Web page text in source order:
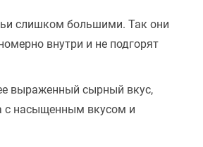
слишком большими. Так они
внутри и не подгорят
выраженный сырный вкус,
с насыщенным вкусом и